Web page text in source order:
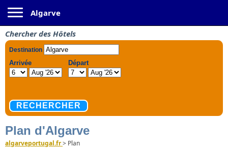
Algarve
Chercher des Hôtels
Plan d'Algarve
algarveportugal.fr> Plan